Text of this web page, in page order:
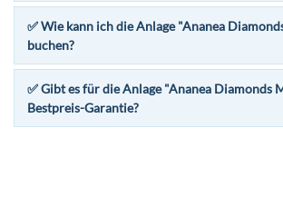
✅ Wie kann ich die Anlage "Ananea
buchen?
✅ Gibt es für die Anlage "Ananea Diamonds
Bestpreis-Garantie?